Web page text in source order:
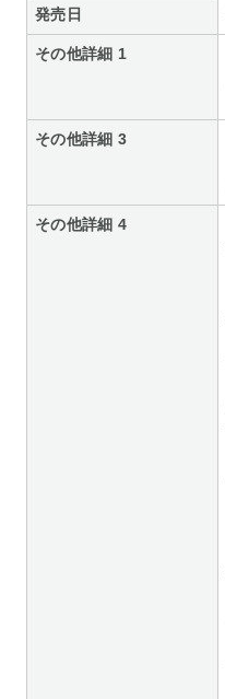
発売日
その他詳細 1
その他詳細 3
その他詳細 4